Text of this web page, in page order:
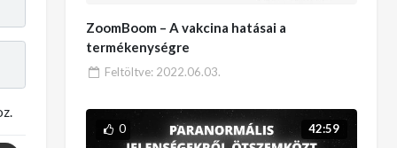
ZoomBoom – A vakcina hatásai a
termékenységre
Feltöltve: 2022.06.03.
42:59
0